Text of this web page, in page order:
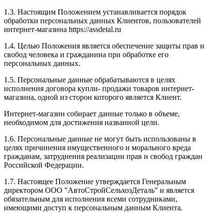
1.3. Настоящим Положением устанавливается порядок
обработки персональных данных Клиентов, пользователей
интернет-магазина https://assdetal.ru
1.4. Целью Положения является обеспечение защиты прав и
свобод человека и гражданина при обработке его
персональных данных.
1.5. Персональные данные обрабатываются в целях
исполнения договора купли- продажи товаров интернет-
магазина, одной из сторон которого является Клиент.
Интернет-магазин собирает данные только в объеме,
необходимом для достижения названной цели.
1.6. Персональные данные не могут быть использованы в
целях причинения имущественного и морального вреда
гражданам, затруднения реализации прав и свобод граждан
Российской Федерации.
1.7. Настоящее Положение утверждается Генеральным
директором ООО "АвтоСтройСельхозДеталь" и является
обязательным для исполнения всеми сотрудниками,
имеющими доступ к персональным данным Клиента.